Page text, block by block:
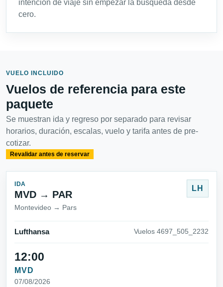
intención de viaje sin empezar la búsqueda desde
cero.
VUELO INCLUIDO
Vuelos de referencia para este
paquete
Se muestran ida y regreso por separado para revisar
horarios, duración, escalas, vuelo y tarifa antes de pre-
cotizar.
Revalidar antes de reservar
IDA
MVD → PAR
Montevideo → Pars
LH
Lufthansa Vuelos 4697_505_2232
12:00
MVD
07/08/2026